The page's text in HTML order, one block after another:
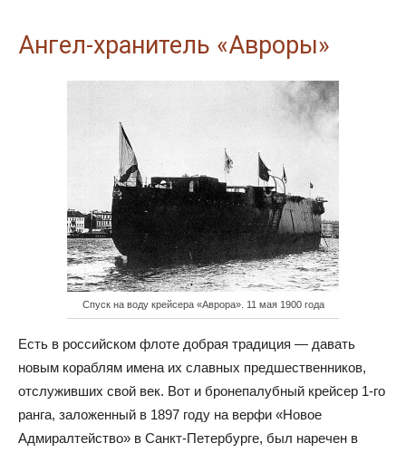
Ангел-хранитель «Авроры»
Спуск на воду крейсера «Аврора». 11 мая 1900 года
Есть в российском флоте добрая традиция — давать
новым кораблям имена их славных предшественников,
отслуживших свой век. Вот и бронепалубный крейсер 1-го
ранга, заложенный в 1897 году на верфи «Новое
Адмиралтейство» в Санкт-Петербурге, был наречен в